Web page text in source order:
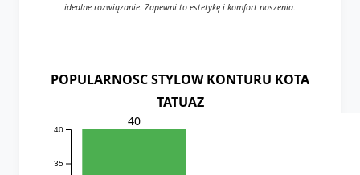
idealne rozwiązanie. Zapewni to estetykę i komfort noszenia.
POPULARNOSC STYLOW KONTURU KOTA
TATUAZ
35
40
40